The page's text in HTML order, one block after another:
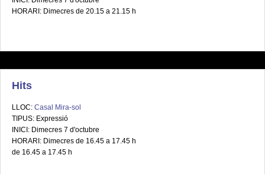
HORARI: Dimecres de 20.15 a 21.15 h
Hits
LLOC: Casal Mira-sol
TIPUS: Expressió
INICI: Dimecres 7 d'octubre
HORARI: Dimecres de 16.45 a 17.45 h
de 16.45 a 17.45 h